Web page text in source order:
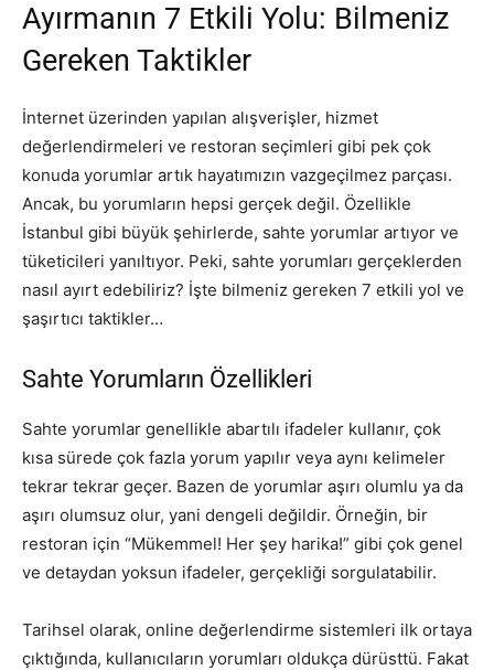
Ayırmanın 7 Etkili Yolu: Bilmeniz
Gereken Taktikler
İnternet üzerinden yapılan alışverişler, hizmet
değerlendirmeleri ve restoran seçimleri gibi pek çok
konuda yorumlar artık hayatımızın vazgeçilmez parçası.
Ancak, bu yorumların hepsi gerçek değil. Özellikle
İstanbul gibi büyük şehirlerde, sahte yorumlar artıyor ve
tüketicileri yanıltıyor. Peki, sahte yorumları gerçeklerden
nasıl ayırt edebiliriz? İşte bilmeniz gereken 7 etkili yol ve
şaşırtıcı taktikler…
Sahte Yorumların Özellikleri
Sahte yorumlar genellikle abartılı ifadeler kullanır, çok
kısa sürede çok fazla yorum yapılır veya aynı kelimeler
tekrar tekrar geçer. Bazen de yorumlar aşırı olumlu ya da
aşırı olumsuz olur, yani dengeli değildir. Örneğin, bir
restoran için “Mükemmel! Her şey harika!” gibi çok genel
ve detaydan yoksun ifadeler, gerçekliği sorgulatabilir.
Tarihsel olarak, online değerlendirme sistemleri ilk ortaya
çıktığında, kullanıcıların yorumları oldukça dürüsttü. Fakat